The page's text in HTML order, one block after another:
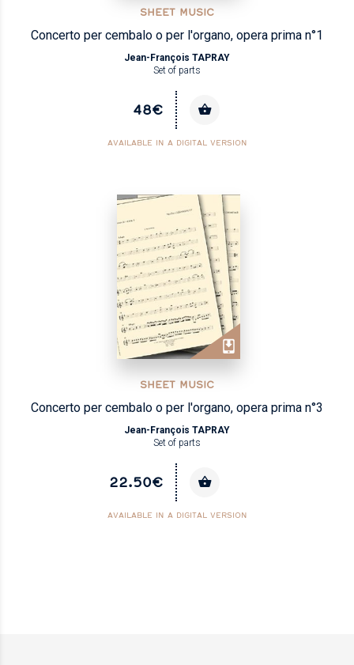
SHEET MUSIC
Concerto per cembalo o per l'organo, opera prima n°1
Jean-François TAPRAY
Set of parts
48€
AVAILABLE IN A DIGITAL VERSION
SHEET MUSIC
Concerto per cembalo o per l'organo, opera prima n°3
Jean-François TAPRAY
Set of parts
22.50€
AVAILABLE IN A DIGITAL VERSION